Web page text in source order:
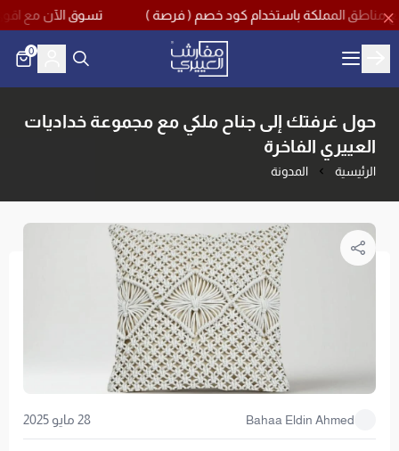
تسوق الآن مع اقوى تخفيضات منتصف العام بخصم
مفارش العييري
0
حول غرفتك إلى جناح ملكي مع مجموعة خداديات
العييري الفاخرة
الرئيسية المدونة
Bahaa Eldin Ahmed 28 مايو 2025